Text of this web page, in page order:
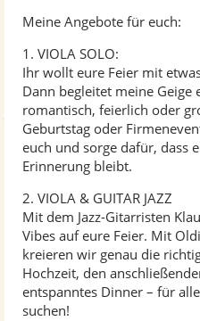
Meine Angebote für euch:
1. VIOLA SOLO:
Ihr wollt eure Feier mit
Dann begleitet meine Geige
romantisch, feierlich oder
Geburtstag oder
euch und sorge dafür, dass
Erinnerung bleibt.
2. VIOLA & GUITAR JAZZ
Mit dem Jazz-Gitarristen
Vibes auf eure Feier. Mit
kreieren wir genau die
Hochzeit, den
entspanntes Dinner – für
suchen!